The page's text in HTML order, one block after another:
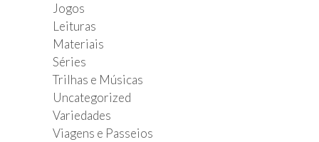
Jogos
Leituras
Materiais
Séries
Trilhas e Músicas
Uncategorized
Variedades
Viagens e Passeios